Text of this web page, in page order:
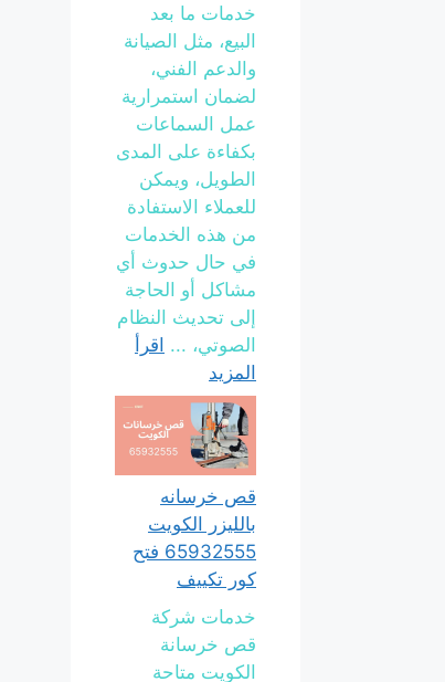
خدمات ما بعد
البيع، مثل الصيانة
والدعم الفني،
لضمان استمرارية
عمل السماعات
بكفاءة على المدى
الطويل، ويمكن
للعملاء الاستفادة
من هذه الخدمات
في حال حدوث أي
مشاكل أو الحاجة
إلى تحديث النظام
الصوتي، ... اقرأ
المزيد
قص خرسانه
بالليزر الكويت
65932555 فتح
كور تكييف
خدمات شركة
قص خرسانة
الكويت متاحة